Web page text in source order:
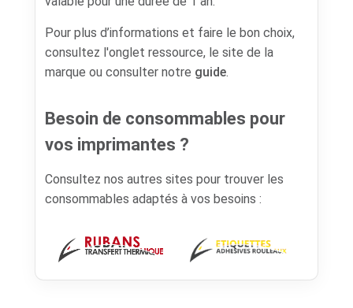
Pour plus d’informations et faire le bon choix,
consultez l'onglet ressource, le site de la
marque ou consulter notre guide.
Besoin de consommables pour
vos imprimantes ?
Consultez nos autres sites pour trouver les
consommables adaptés à vos besoins :